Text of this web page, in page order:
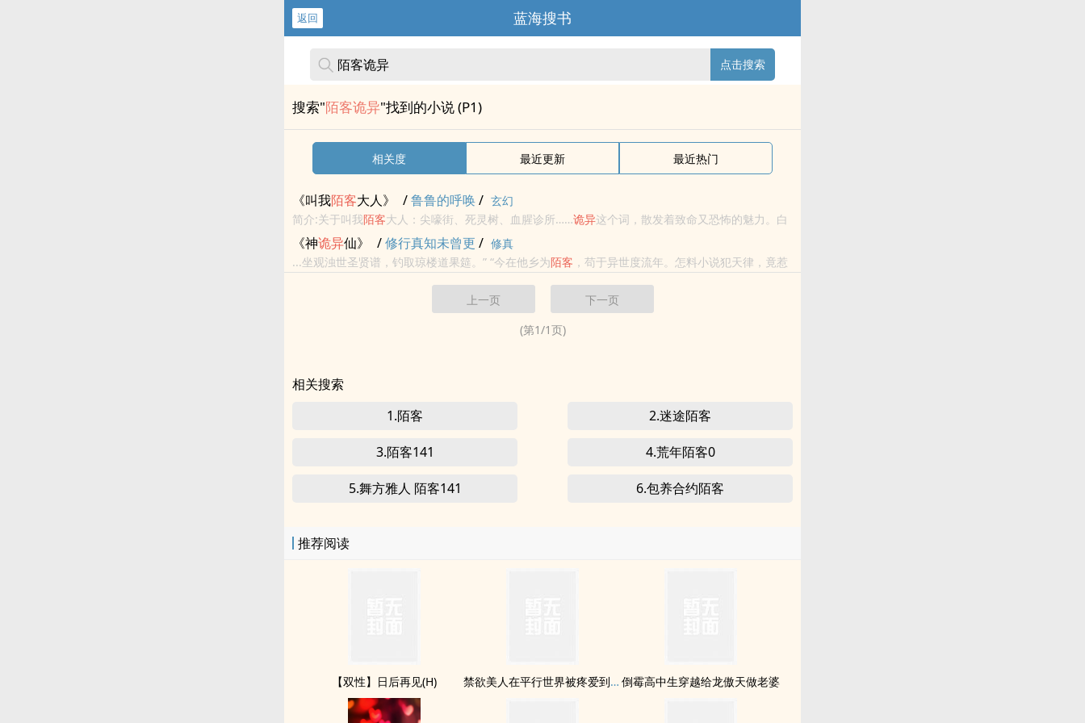
返回 蓝海搜书
点击搜索
搜索"陌客诡异"找到的小说 (P1)
相关度 最近更新 最近热门
《叫我陌客大人》 /鲁鲁的呼唤/ 玄幻
简介:关于叫我陌客大人：尖嚎街、死灵树、血腥诊所……诡异这个词，散发着致命又恐怖的魅力。白
银弹、干扰机、炽光猎枪……蒸汽呜呜作响，机械齿轮永不停歇。这是一段关于隐匿在黑暗中的光明
哨兵的秘辛。这...
《神诡异仙》 /修行真知未曾更 / 修真
...坐观浊世圣贤谱，钓取琼楼道果筵。” “今在他乡为陌客 ，苟于异世度流年。怎料小说犯天律，竟惹
群魔论我愆。”此方异世，道法隐秘，神诡暗伏，几如聊斋。 南奕穿越至此，本想苟在凡间慢...
上一页
下一页
(第1/1页)
相关搜索
1.陌客
2.迷途陌客
3.陌客141 4.荒年陌客0
5.舞方雅人 陌客141 6.包养合约陌客
推荐阅读
【双性】日后再见(H) 禁欲美人在平行世界被疼爱到哭啼啼 倒霉高中生穿越给龙傲天做老婆